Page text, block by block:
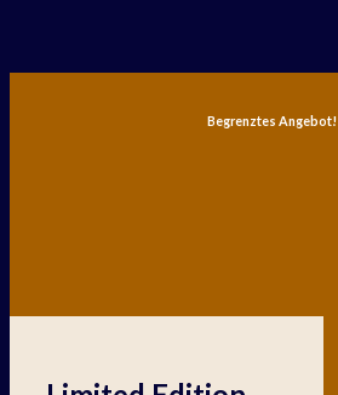
content
Begrenztes Angebot!